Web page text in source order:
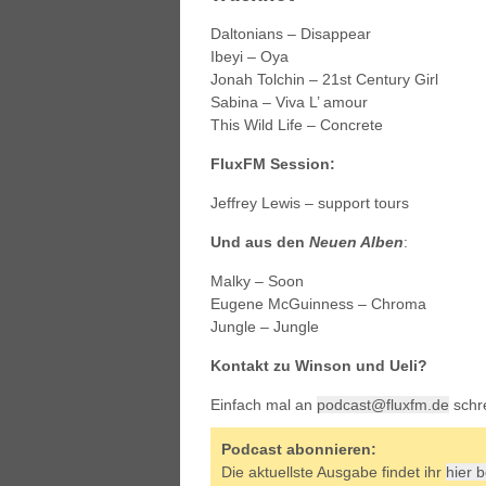
Daltonians – Disappear
Ibeyi – Oya
Jonah Tolchin – 21st Century Girl
Sabina – Viva L’ amour
This Wild Life – Concrete
FluxFM Session:
Jeffrey Lewis – support tours
Und aus den Neuen Alben:
Malky – Soon
Eugene McGuinness – Chroma
Jungle – Jungle
Kontakt zu Winson und Ueli?
Einfach mal an podcast@fluxfm.de
Podcast abonnieren:
Die aktuellste Ausgabe findet ihr hier